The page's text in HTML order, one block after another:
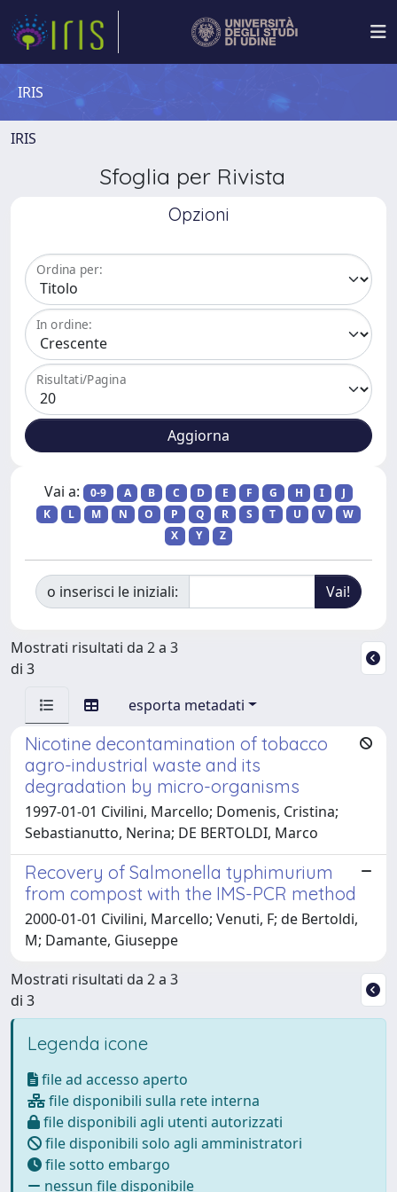
IRIS
IRIS
Sfoglia per Rivista
Opzioni
Ordina per:
In ordine:
Risultati/Pagina
Vai a: 0-9 A B C D E F G H I
J
K
L M N O P Q R S T U V
W
X
Y Z
o inserisci le iniziali:
Mostrati risultati da 2 a 3
di 3
esporta metadati
Nicotine decontamination of tobacco
agro-industrial waste and its
degradation by micro-organisms
1997-01-01 Civilini, Marcello; Domenis, Cristina;
Sebastianutto, Nerina; DE BERTOLDI, Marco
Recovery of Salmonella typhimurium
from compost with the IMS-PCR method
2000-01-01 Civilini, Marcello; Venuti, F; de Bertoldi,
M; Damante, Giuseppe
Mostrati risultati da 2 a 3
di 3
Legenda icone
file ad accesso aperto
file disponibili sulla rete interna
file disponibili agli utenti autorizzati
file disponibili solo agli amministratori
file sotto embargo
nessun file disponibile